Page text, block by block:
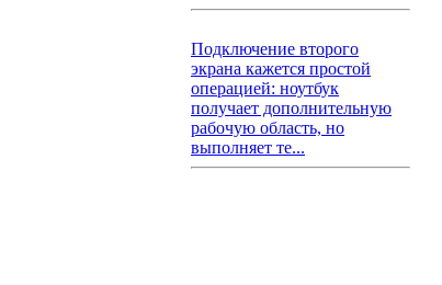
Подключение второго
экрана кажется простой
операцией: ноутбук
получает дополнительную
рабочую область, но
выполняет те...